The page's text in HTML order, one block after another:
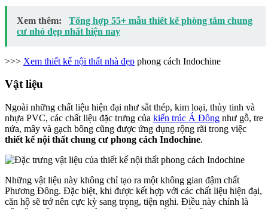
Xem thêm:
Tổng hợp 55+ mẫu thiết kế phòng tắm chung
cư nhỏ đẹp nhất hiện nay
>>> Xem thiết kế nội thất nhà đẹp phong cách Indochine
Vật liệu
Ngoài những chất liệu hiện đại như sắt thép, kim loại, thủy tinh và
nhựa PVC, các chất liệu đặc trưng của kiến trúc Á Đông như gỗ, tre
nứa, mây và gạch bông cũng được ứng dụng rộng rãi trong việc
thiết kế nội thất chung cư phong cách Indochine.
Những vật liệu này không chỉ tạo ra một không gian đậm chất
Phương Đông. Đặc biệt, khi được kết hợp với các chất liệu hiện đại,
căn hộ sẽ trở nên cực kỳ sang trọng, tiện nghi. Điều này chính là